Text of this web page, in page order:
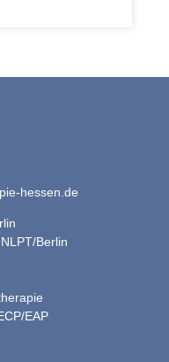
hessen.de
Berlin
EAP